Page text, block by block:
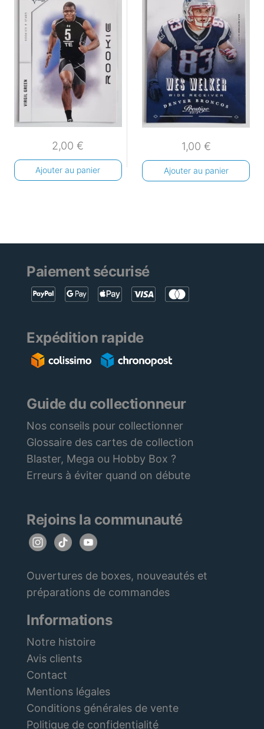
2,00€
Ajouter au panier
1,00 €
Ajouter au panier
Paiement sécurisé
Expédition rapide
Guide du collectionneur
Nos conseils pour collectionner
Glossaire des cartes de collection
Blaster, Mega ou Hobby Box ?
Erreurs à éviter quand on débute
Rejoins la communauté
Ouvertures de boxes, nouveautés et
préparations de commandes
Informations
Notre histoire
Avis clients
Contact
Mentions légales
Conditions générales de vente
Politique de confidentialité